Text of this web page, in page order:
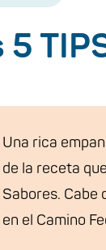
5
Una rica
de la receta
Sabores. Cabe
en el Camino